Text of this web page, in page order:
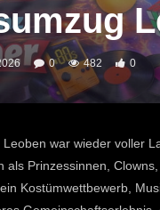
0 482 0
war wieder voller
als Prinzessinnen,
Kostümwettbewerb,